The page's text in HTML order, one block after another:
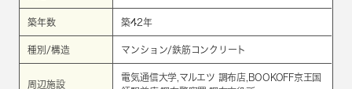
築年数 築42年
種別/構造 マンション/鉄筋コンクリート
周辺施設
電気通信大学,マルエツ 調布店,BOOKOFF京王国